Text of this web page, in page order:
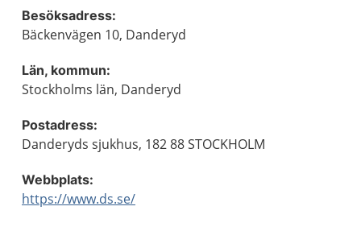
Besöksadress:
Bäckenvägen 10, Danderyd
Län, kommun:
Stockholms län, Danderyd
Postadress:
Danderyds sjukhus, 182 88 STOCKHOLM
Webbplats:
https://www.ds.se/